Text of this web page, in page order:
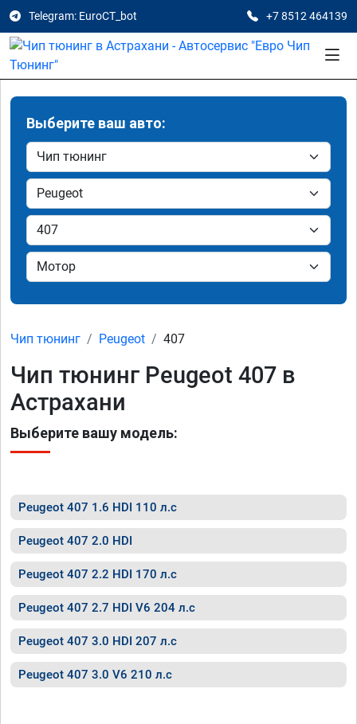
Telegram: EuroCT_bot +7 8512 464139
Выберите ваш авто:
Чип тюнинг Peugeot 407
Чип тюнинг Peugeot 407 в
Астрахани
Выберите вашу модель:
Peugeot 407 1.6 HDI 110 л.с
Peugeot 407 2.0 HDI
Peugeot 407 2.2 HDI 170 л.с
Peugeot 407 2.7 HDI V6 204 л.с
Peugeot 407 3.0 HDI 207 л.с
Peugeot 407 3.0 V6 210 л.с